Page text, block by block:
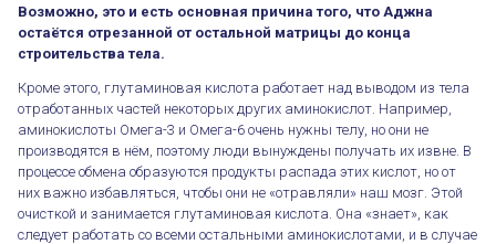
Возможно, это и есть основная причина того, что Аджна
остаётся отрезанной от остальной матрицы до конца
строительства тела.
Кроме этого, глутаминовая кислота работает над выводом из тела
отработанных частей некоторых других аминокислот. Например,
аминокислоты Омега-3 и Омега-6 очень нужны телу, но они не
производятся в нём, поэтому люди вынуждены получать их извне. В
процессе обмена образуются продукты распада этих кислот, но от
них важно избавляться, чтобы они не «отравляли» наш мозг. Этой
очисткой и занимается глутаминовая кислота. Она «знает», как
следует работать со всеми остальными аминокислотами, и в случае